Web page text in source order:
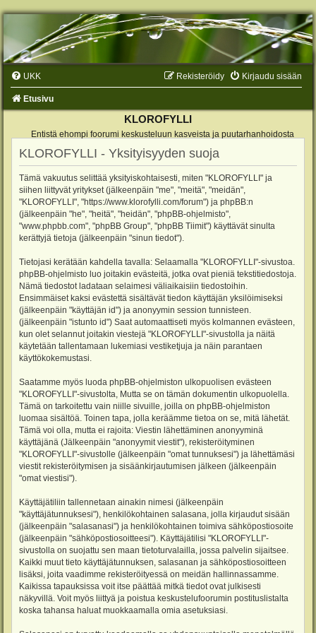
UKK Kirjaudu sisään
Rekisteröidy
Etusivu
KLOROFYLLI
Entistä ehompi foorumi keskusteluun kasveista ja puutarhanhoidosta
KLOROFYLLI - Yksityisyyden suoja
Tämä vakuutus selittää yksityiskohtaisesti, miten "KLOROFYLLI" ja
siihen liittyvät yritykset (jälkeenpäin "me", "meitä", "meidän",
"KLOROFYLLI", "https://www.klorofylli.com/forum") ja phpBB:n
(jälkeenpäin "he", "heitä", "heidän", "phpBB-ohjelmisto",
"www.phpbb.com", "phpBB Group", "phpBB Tiimit") käyttävät sinulta
kerättyjä tietoja (jälkeenpäin "sinun tiedot").
Tietojasi kerätään kahdella tavalla: Selaamalla "KLOROFYLLI"-sivustoa.
phpBB-ohjelmisto luo joitakin evästeitä, jotka ovat pieniä tekstitiedostoja.
Nämä tiedostot ladataan selaimesi väliaikaisiin tiedostoihin.
Ensimmäiset kaksi evästettä sisältävät tiedon käyttäjän yksilöimiseksi
(jälkeenpäin "käyttäjän id") ja anonyymin session tunnisteen.
(jälkeenpäin "istunto id") Saat automaattiseti myös kolmannen evästeen,
kun olet selannut joitakin viestejä "KLOROFYLLI"-sivustolla ja näitä
käytetään tallentamaan lukemiasi vestiketjuja ja näin parantaen
käyttökokemustasi.
Saatamme myös luoda phpBB-ohjelmiston ulkopuolisen evästeen
"KLOROFYLLI"-sivustolta, Mutta se on tämän dokumentin ulkopuolella.
Tämä on tarkoitettu vain niille sivuille, joilla on phpBB-ohjelmiston
luomaa sisältöä. Toinen tapa, jolla keräämme tietoa on se, mitä lähetät.
Tämä voi olla, mutta ei rajoita: Viestin lähettäminen anonyyminä
käyttäjänä (Jälkeenpäin "anonyymit viestit"), rekisteröityminen
"KLOROFYLLI"-sivustolle (jälkeenpäin "omat tunnuksesi") ja lähettämäsi
viestit rekisteröitymisen ja sisäänkirjautumisen jälkeen (jälkeenpäin
"omat viestisi").
Käyttäjätiliin tallennetaan ainakin nimesi (jälkeenpäin
"käyttäjätunnuksesi"), henkilökohtainen salasana, jolla kirjaudut sisään
(jälkeenpäin "salasanasi") ja henkilökohtainen toimiva sähköpostiosoite
(jälkeenpäin "sähköpostiosoitteesi"). Käyttäjätilisi "KLOROFYLLI"-
sivustolla on suojattu sen maan tietoturvalailla, jossa palvelin sijaitsee.
Kaikki muut tieto käyttäjätunnuksen, salasanan ja sähköpostiosoitteen
lisäksi, joita vaadimme rekisteröityessä on meidän hallinnassamme.
Kaikissa tapauksissa voit itse päättää mitkä tiedot ovat julkisesti
näkyvillä. Voit myös liittyä ja poistua keskustelufoorumin postituslistalta
koska tahansa haluat muokkaamalla omia asetuksiasi.